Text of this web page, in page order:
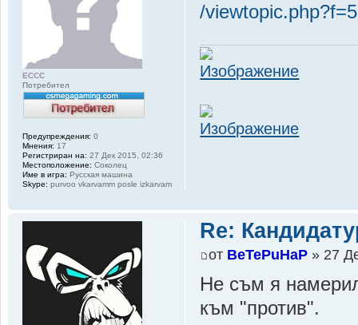
/
ECCC
Потребител
Предупреждения: 0
Мнения: 17
Регистриран на: 27 Дек 2015, 02:36
Местоположение: Соколец
Име в игра: Русская машина
Skype: purvoo vkarvamm posle izkarvam
Re:
от BeTePuHaP » 27
Не съм я
към "против".